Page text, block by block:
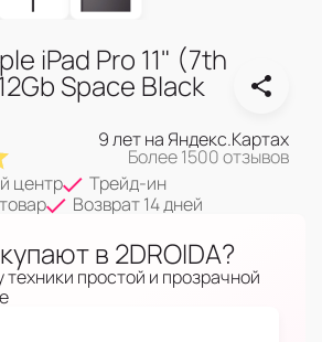
iPad Pro 11" (7th
Space Black
9 лет на Яндекс.Картах
Более 1500 отзывов
центр
Трейд-ин
Возврат 14 дней
в 2DROIDA?
простой и прозрачной